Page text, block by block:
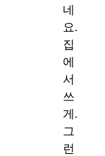
네
요.
집
에
서
쓰
게.
그
런